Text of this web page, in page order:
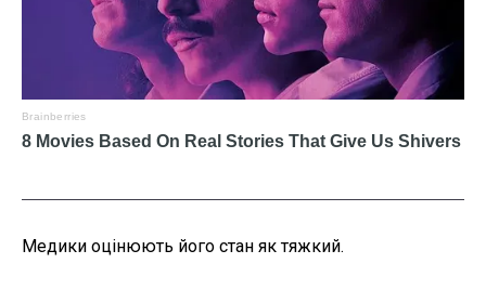
Медики оцінюють його стан як тяжкий.